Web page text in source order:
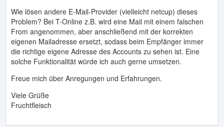
Wie lösen andere E-Mail-Provider (vielleicht netcup) dieses
Problem? Bei T-Online z.B. wird eine Mail mit einem falschen
From angenommen, aber anschließend mit der korrekten
eigenen Mailadresse ersetzt, sodass beim Empfänger immer
die richtige eigene Adresse des Accounts zu sehen ist. Eine
solche Funktionalität würde ich auch gerne umsetzen.
Freue mich über Anregungen und Erfahrungen.
Viele Grüße
Fruchtfleisch